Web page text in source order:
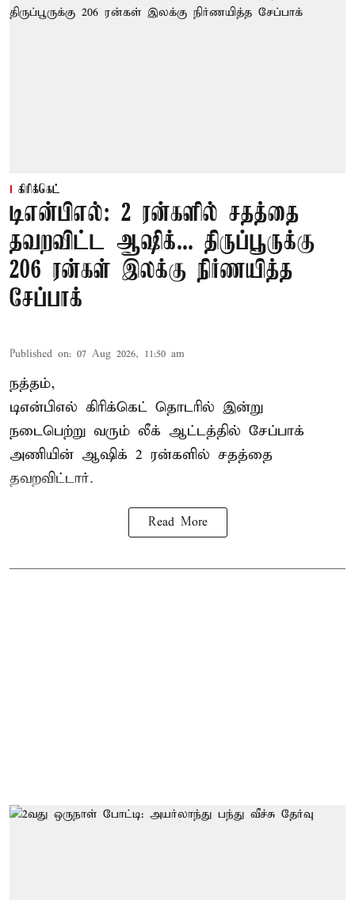
கிரிக்கெட்
டிஎன்பிஎல்: 2 ரன்களில் சதத்தை
தவறவிட்ட ஆஷிக்... திருப்பூருக்கு
206 ரன்கள் இலக்கு நிர்ணயித்த
சேப்பாக்
Published on: 07 Aug 2026, 11:50 am
நத்தம்,
டிஎன்பிஎல் கிரிக்கெட் தொடரில் இன்று
நடைபெற்று வரும் லீக் ஆட்டத்தில் சேப்பாக்
அணியின் ஆஷிக் 2 ரன்களில் சதத்தை
தவறவிட்டார்.
Read More